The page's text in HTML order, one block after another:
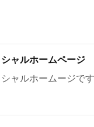
ャルホームページ
ャルホームージです